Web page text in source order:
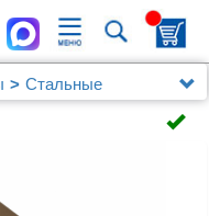
Стальные
вып 3 1/2 MIXLINE